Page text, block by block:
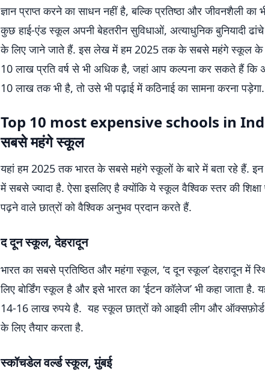
ज्ञान प्राप्त करने का साधन नहीं है, बल्कि प्रतिष्ठा और जीवनशैली का
कुछ हाई-एंड स्कूल अपनी बेहतरीन सुविधाओं, अत्याधुनिक बुनियादी
के लिए जाने जाते हैं. इस लेख में हम 2025 तक के सबसे महंगे स्कूल के
10 लाख प्रति वर्ष से भी अधिक है, जहां आप कल्पना कर सकते हैं कि
10 लाख तक भी है, तो उसे भी पढ़ाई में कठिनाई का सामना करना पड़ेगा.
Top 10 most expensive schools in
सबसे महंगे स्कूल
यहां हम 2025 तक भारत के सबसे महंगे स्कूलों के बारे में बता रहे हैं.
में सबसे ज्यादा है. ऐसा इसलिए है क्योंकि ये स्कूल वैश्विक स्तर की
पढ़ने वाले छात्रों को वैश्विक अनुभव प्रदान करते हैं.
द दून स्कूल, देहरादून
भारत का सबसे प्रतिष्ठित और महंगा स्कूल, ‘द दून स्कूल’ देहरादून में
लिए बोर्डिंग स्कूल है और इसे भारत का ‘ईटन कॉलेज’ भी कहा जाता है.
14-16 लाख रुपये है. यह स्कूल छात्रों को आइवी लीग और ऑक्सफ़ोर्ड-
के लिए तैयार करता है.
स्कॉचडेल वर्ल्ड स्कूल, मुंबई